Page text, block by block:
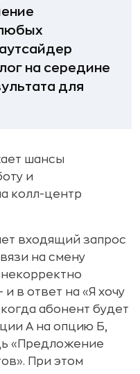
на середине
для
шансы
и
колл-центр
входящий запрос
на смену
в ответ на «Я хочу
абонент будет
А на опцию Б,
«Предложение
При этом